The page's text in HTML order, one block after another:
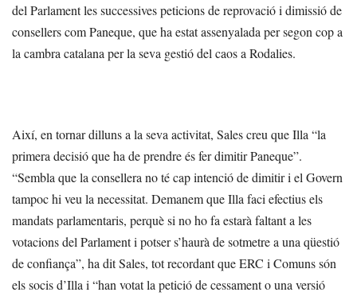
del Parlament les successives peticions de reprovació i dimissió de
consellers com Paneque, que ha estat assenyalada per segon cop a
la cambra catalana per la seva gestió del caos a Rodalies.
Així, en tornar dilluns a la seva activitat, Sales creu que Illa “la
primera decisió que ha de prendre és fer dimitir Paneque”.
“Sembla que la consellera no té cap intenció de dimitir i el Govern
tampoc hi veu la necessitat. Demanem que Illa faci efectius els
mandats parlamentaris, perquè si no ho fa estarà faltant a les
votacions del Parlament i potser s’haurà de sotmetre a una qüestió
de confiança”, ha dit Sales, tot recordant que ERC i Comuns són
els socis d’Illa i “han votat la petició de cessament o una versió